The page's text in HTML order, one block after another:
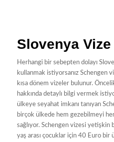
Slovenya
Herhangi bir sebepten dolayı
kullanmak istiyorsanız Schengen
kısa dönem vizeler bulunur.
hakkında detaylı bilgi vermek
ülkeye seyahat imkanı tanıyan
birçok ülkede hem gezebilmeyi
sağlıyor. Schengen vizesi
yaş arası çocuklar için 40 Euro bir